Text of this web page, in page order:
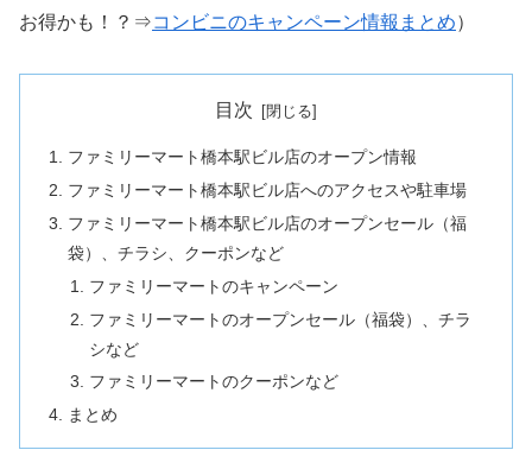
お得かも！？⇒コンビニのキャンペーン情報まとめ）
目次
ファミリーマート橋本駅ビル店のオープン情報
ファミリーマート橋本駅ビル店へのアクセスや駐車場
ファミリーマート橋本駅ビル店のオープンセール（福
袋）、チラシ、クーポンなど
ファミリーマートのキャンペーン
ファミリーマートのオープンセール（福袋）、チラ
シなど
ファミリーマートのクーポンなど
まとめ